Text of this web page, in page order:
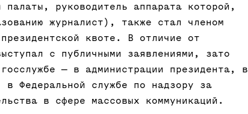
палаты, руководитель аппарата которой,
журналист), также стал членом
квоте. В отличие от
с публичными заявлениями, зато
— в администрации президента, в
в Федеральной службе по надзору за
в сфере массовых коммуникаций.